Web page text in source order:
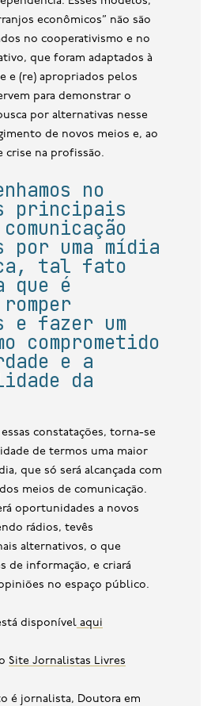
econômicos” não são
no cooperativismo e no
que foram adaptados à
e (re) apropriados pelos
para demonstrar o
por alternativas nesse
de novos meios e, ao
crise na profissão.
no
principais
por uma mídia
tal fato
que é
e fazer um
comprometido
e a
da
constatações, torna-se
de termos uma maior
que só será alcançada com
meios de comunicação.
oportunidades a novos
rádios, tevês
alternativos, o que
de informação, e criará
no espaço público.
disponível aqui
Site Jornalistas Livres
é jornalista, Doutora em